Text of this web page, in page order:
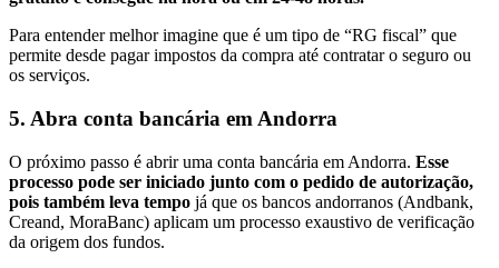
Para entender melhor imagine que é um tipo de “RG fiscal” que
permite desde pagar impostos da compra até contratar o seguro ou
os serviços.
5. Abra conta bancária em Andorra
O próximo passo é abrir uma conta bancária em Andorra. Esse
processo pode ser iniciado junto com o pedido de autorização,
pois também leva tempo já que os bancos andorranos (Andbank,
Creand, MoraBanc) aplicam um processo exaustivo de verificação
da origem dos fundos.